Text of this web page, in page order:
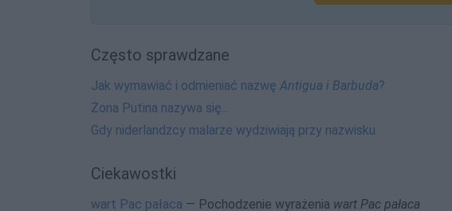
Często sprawdzane
Jak wymawiać i odmieniać nazwę Antigua i Barbuda?
Żona Putina nazywa się...
Gdy niderlandzcy malarze wydziwiają przy nazwisku
Ciekawostki
wart Pac pałaca — Pochodzenie wyrażenia wart Pac pałaca